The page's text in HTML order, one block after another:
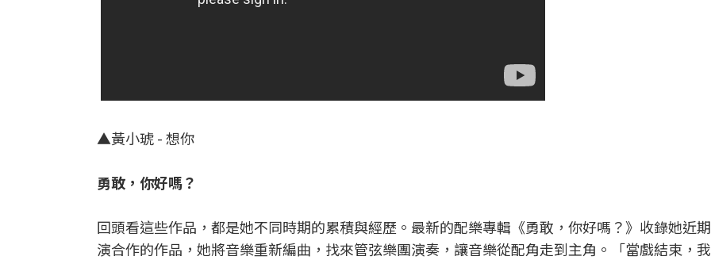
▲黃小琥 - 想你
勇敢，你好嗎？
回頭看這些作品，都是她不同時期的累積與經歷。最新的配樂專輯《勇敢，你好嗎？》收錄她近
演合作的作品，她將音樂重新編曲，找來管弦樂團演奏，讓音樂從配角走到主角。「當戲結束，